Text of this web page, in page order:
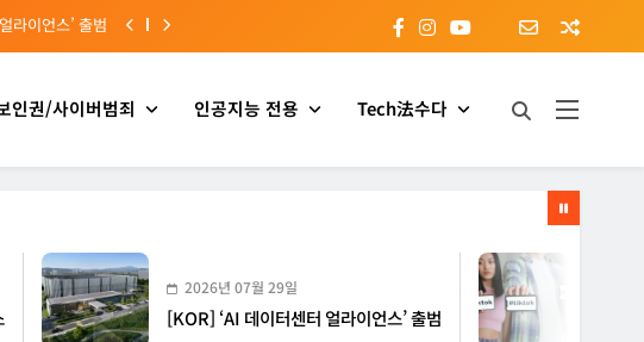
라이언스’ 출범
립을 바라보며
벨 두로프 기소
조사결과 발표
인권/사이버범죄 인공지능 전용 Tech法수다
2026년 07월 29일
[KOR] ‘AI 데이터센터 얼라이언스’ 출범
2026년 07월 29일
[EU] 틱톡의 아동